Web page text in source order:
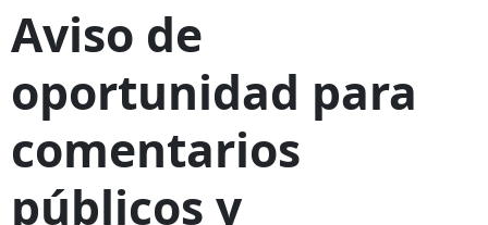
Aviso de
oportunidad para
comentarios
públicos y